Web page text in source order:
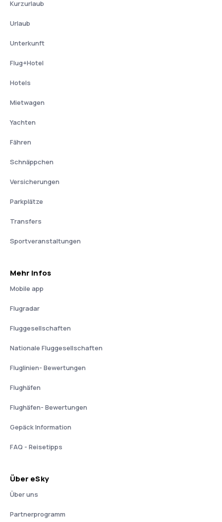
Kurzurlaub
Urlaub
Unterkunft
Flug+Hotel
Hotels
Mietwagen
Yachten
Fähren
Schnäppchen
Versicherungen
Parkplätze
Transfers
Sportveranstaltungen
Mehr Infos
Mobile app
Flugradar
Fluggesellschaften
Nationale Fluggesellschaften
Fluglinien- Bewertungen
Flughäfen
Flughäfen- Bewertungen
Gepäck Information
FAQ - Reisetipps
Über eSky
Über uns
Partnerprogramm